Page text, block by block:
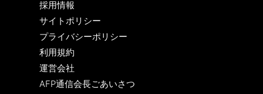
採用情報
サイトポリシー
プライバシーポリシー
利用規約
運営会社
AFP通信会長ごあいさつ